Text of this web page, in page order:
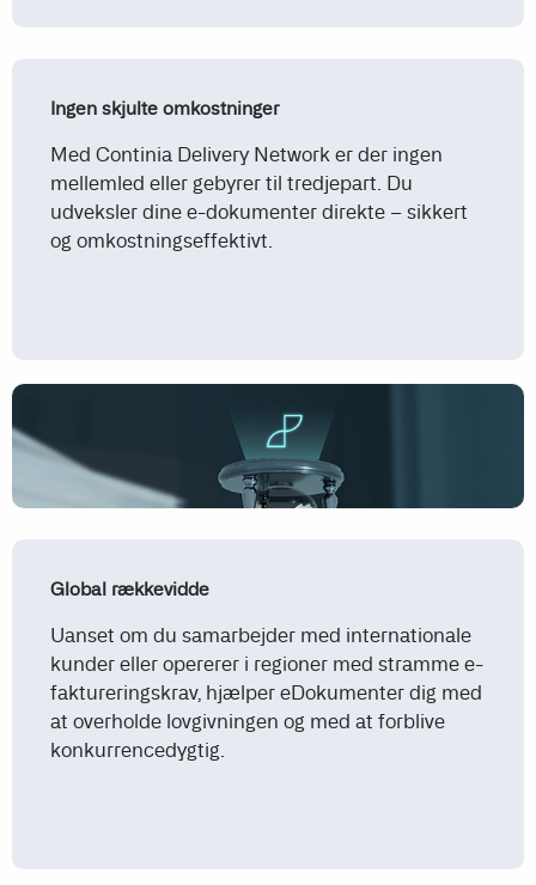
Ingen skjulte omkostninger
Med Continia Delivery Network er der ingen
mellemled eller gebyrer til tredjepart. Du
udveksler dine e-dokumenter direkte – sikkert
og omkostningseffektivt.
Global rækkevidde
Uanset om du samarbejder med internationale
kunder eller opererer i regioner med stramme e-
faktureringskrav, hjælper eDokumenter dig med
at overholde lovgivningen og med at forblive
konkurrencedygtig.